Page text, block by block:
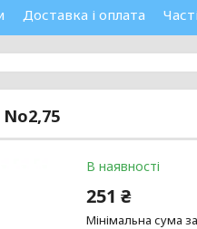
Доставка і оплата
В наявності
251 ₴
Мінімальна сума